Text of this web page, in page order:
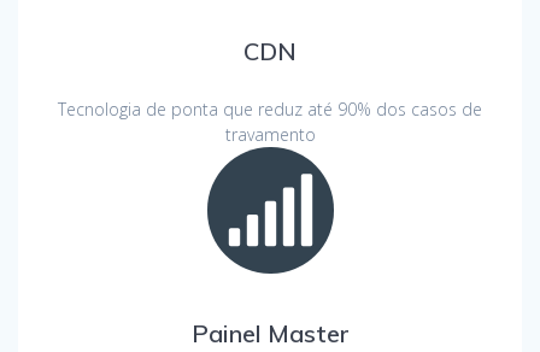
CDN
Tecnologia de ponta que reduz até 90% dos casos de
travamento
Painel Master